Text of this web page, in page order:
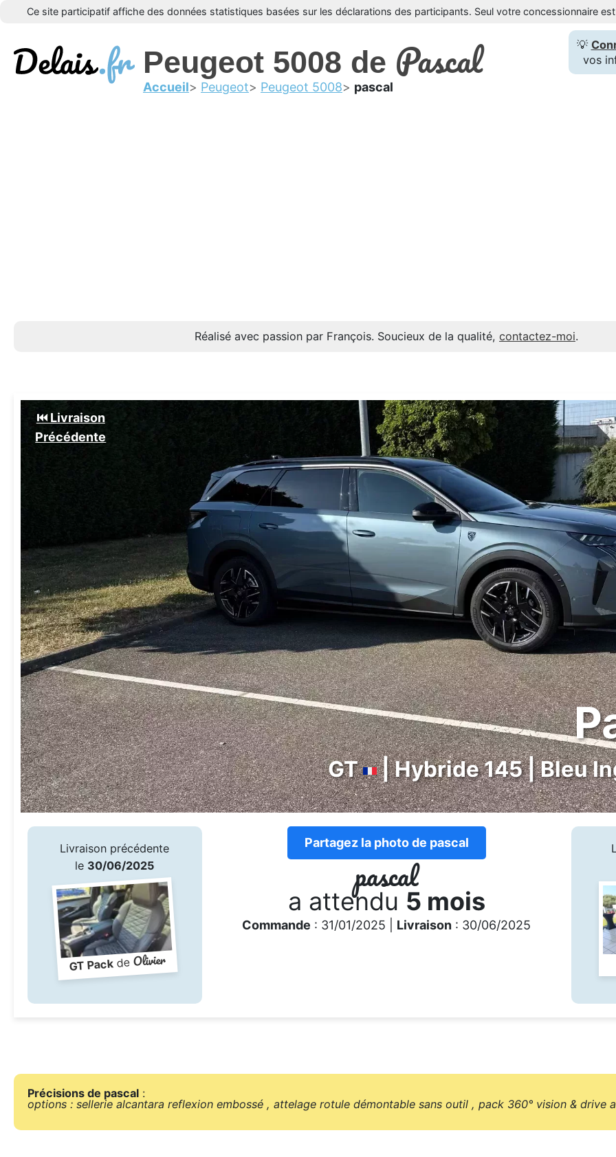
Ce site participatif affiche des données statistiques basées sur les déclarations des participants. Seul votre concessionnaire
💡
vos
Peugeot 5008 de Pascal
Accueil Peugeot Peugeot 5008 pascal
Réalisé avec passion par François. Soucieux de la qualité, contactez-moi.
⏮️ Livraison
Précédente
GT | Hybride 145 | Bleu
Livraison précédente
le 30/06/2025
GT PackdeOlivier
Partagez la photo de pascal
pascal
a attendu 5 mois
Commande : 31/01/2025 | Livraison : 30/06/2025
Précisions de pascal :
options : sellerie alcantara reflexion embossé , attelage rotule démontable sans outil , pack 360° vision & drive